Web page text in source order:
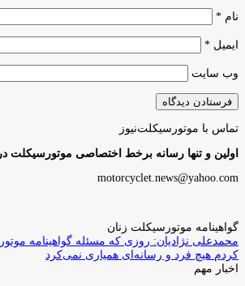
نام *
ایمیل *
وب‌ سایت
تماس با موتورسیکلت‌نیوز
اولین و تنها رسانه برخط اختصاصی موتورسیکلت
motorcyclet.news@yahoo.com
گواهینامه موتورسیکلت زنان
محمدعلی نژادیان: روزی که مسئله گواهینامه
کردم هیچ فرد و رسانه‌ای همیاری نمی‌کرد
اخبار مهم